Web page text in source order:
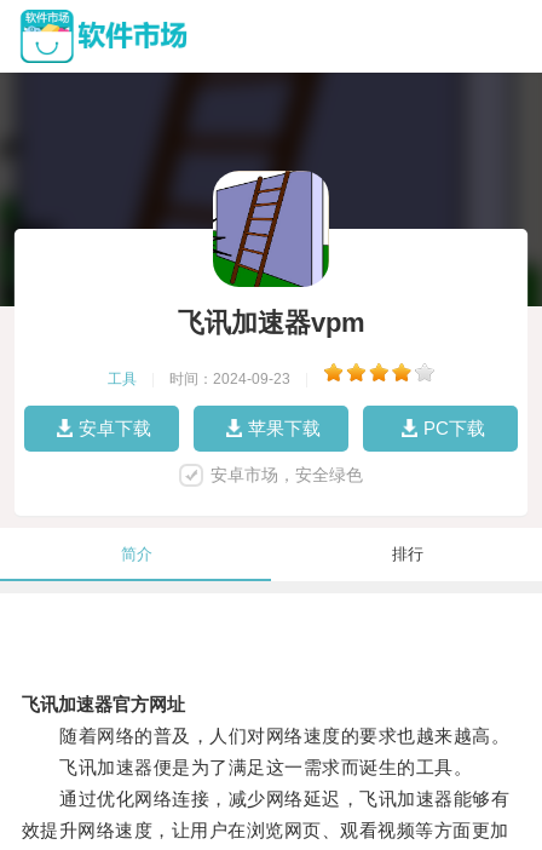
飞讯加速器vpm
工具 时间：2024-09-23
安卓下载 苹果下载 PC下载
安卓市场，安全绿色
简介 排行
飞讯加速器官方网址
随着网络的普及，人们对网络速度的要求也越来越高。
飞讯加速器便是为了满足这一需求而诞生的工具。
通过优化网络连接，减少网络延迟，飞讯加速器能够有
效提升网络速度，让用户在浏览网页、观看视频等方面更加